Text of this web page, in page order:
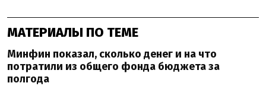
МАТЕРИАЛЫ ПО ТЕМЕ
Минфин показал, сколько денег и на что
потратили из общего фонда бюджета за
полгода